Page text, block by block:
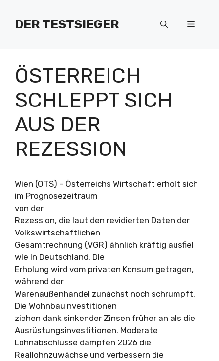
Inhalt
springenDER TESTSIEGER Menü
ÖSTERREICH
SCHLEPPT SICH
AUS DER
REZESSION
Wien (OTS) – Österreichs Wirtschaft erholt sich
im Prognosezeitraum
von der
Rezession, die laut den revidierten Daten der
Volkswirtschaftlichen
Gesamtrechnung (VGR) ähnlich kräftig ausfiel
wie in Deutschland. Die
Erholung wird vom privaten Konsum getragen,
während der
Warenaußenhandel zunächst noch schrumpft.
Die Wohnbauinvestitionen
ziehen dank sinkender Zinsen früher an als die
Ausrüstungsinvestitionen. Moderate
Lohnabschlüsse dämpfen 2026 die
Reallohnzuwächse und verbessern die